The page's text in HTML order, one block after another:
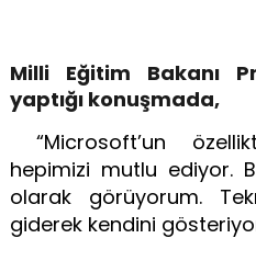
Milli Eğitim Bakanı
yaptığı konuşmada,
“Microsoft’un
hepimizi mutlu ediyor.
olarak görüyorum.
giderek kendini